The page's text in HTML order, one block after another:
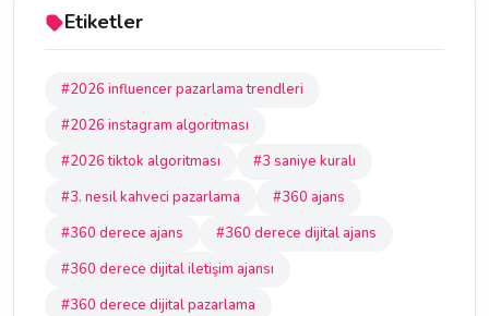
Etiketler
#2026 influencer pazarlama trendleri
#2026 instagram algoritması
#2026 tiktok algoritması
#3 saniye kuralı
#3. nesil kahveci pazarlama
#360 ajans
#360 derece ajans
#360 derece dijital ajans
#360 derece dijital iletişim ajansı
#360 derece dijital pazarlama